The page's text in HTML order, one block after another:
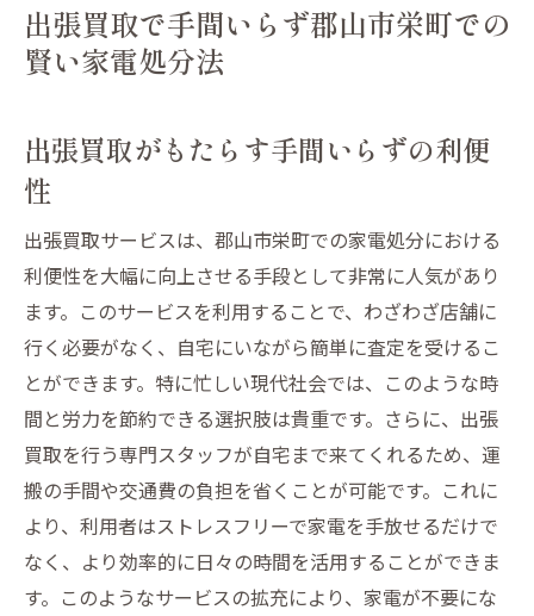
出張買取で手間いらず郡山市栄町での
賢い家電処分法
出張買取がもたらす手間いらずの利便
性
出張買取サービスは、郡山市栄町での家電処分における
利便性を大幅に向上させる手段として非常に人気があり
ます。このサービスを利用することで、わざわざ店舗に
行く必要がなく、自宅にいながら簡単に査定を受けるこ
とができます。特に忙しい現代社会では、このような時
間と労力を節約できる選択肢は貴重です。さらに、出張
買取を行う専門スタッフが自宅まで来てくれるため、運
搬の手間や交通費の負担を省くことが可能です。これに
より、利用者はストレスフリーで家電を手放せるだけで
なく、より効率的に日々の時間を活用することができま
す。このようなサービスの拡充により、家電が不要にな